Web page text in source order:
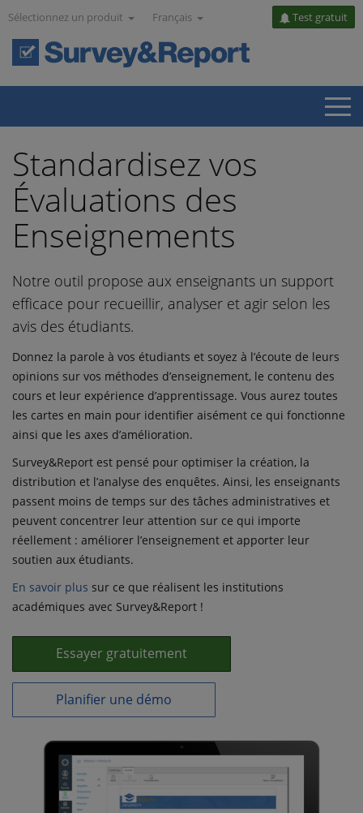
Sélectionnez un produit Français Test gratuit
Standardisez vos
Évaluations des
Enseignements
Notre outil propose aux enseignants un support
efficace pour recueillir, analyser et agir selon les
avis des étudiants.
Donnez la parole à vos étudiants et soyez à l’écoute de leurs
opinions sur vos méthodes d’enseignement, le contenu des
cours et leur expérience d’apprentissage. Vous aurez toutes
les cartes en main pour identifier aisément ce qui fonctionne
ainsi que les axes d’amélioration.
Survey&Report est pensé pour optimiser la création, la
distribution et l’analyse des enquêtes. Ainsi, les enseignants
passent moins de temps sur des tâches administratives et
peuvent concentrer leur attention sur ce qui importe
réellement : améliorer l’enseignement et apporter leur
soutien aux étudiants.
En savoir plus sur ce que réalisent les institutions
académiques avec Survey&Report !
Essayer gratuitement
Planifier une démo